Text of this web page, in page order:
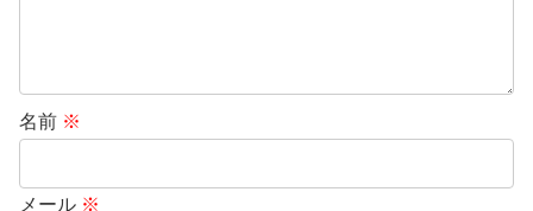
名前 ※
メール ※